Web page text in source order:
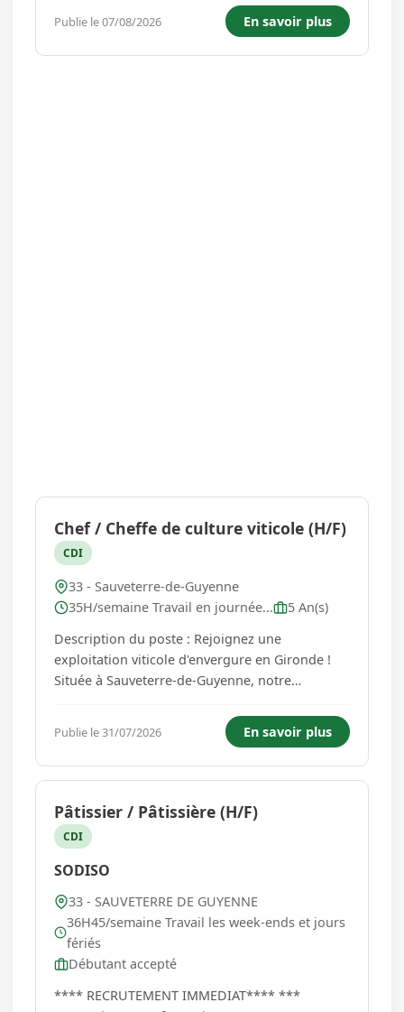
Expérimenté(e) afin de renforcer son équipe
administrative et financière. Rattaché(e) à la
Direction, vous prenez en charge l'ensemble...
Publie le 07/08/2026 En savoir plus
Chef / Cheffe de culture viticole (H/F)
CDI
33 - Sauveterre-de-Guyenne
35H/semaine Travail en journée...
5 An(s)
Description du poste : Rejoignez une
exploitation viticole d'envergure en Gironde !
Située à Sauveterre-de-Guyenne, notre
un(e) Chef de Culture en CDI à temps plein afin
d'assurer le pilotage technique et opérationnel
du vignoble. Véritable manage...
Publie le 31/07/2026 En savoir plus
Pâtissier / Pâtissière (H/F)
CDI
SODISO
33 - SAUVETERRE DE GUYENNE
36H45/semaine Travail les week-ends et jours
fériés
Débutant accepté
**** RECRUTEMENT IMMEDIAT**** ***